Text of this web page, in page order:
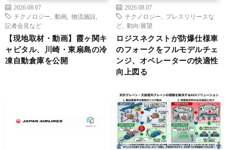
2026.08.07
テクノロジー
動画 物流施設
記者会見など
【現地取材・動画】霞ヶ関キ
ャピタル、川崎・東扇島の冷
凍自動倉庫を公開
2026.08.07
テクノロジー
プレスリリースな
ど
動向/展望
ロジスネクストが防爆仕様車
のフォークをフルモデルチェ
ンジ、オペレーターの快適性
向上図る